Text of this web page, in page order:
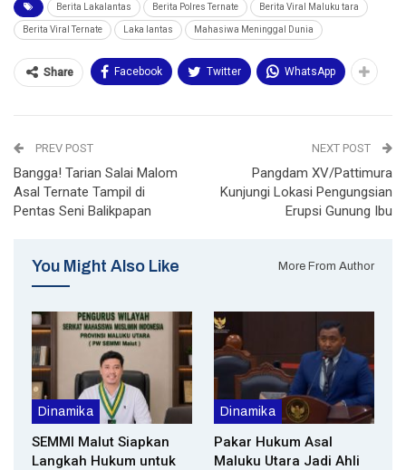
Berita Lakalantas Berita Polres Ternate Berita Viral Maluku tara
Berita Viral Ternate Laka lantas Mahasiwa Meninggal Dunia
Share Facebook Twitter WhatsApp
PREV POST
Bangga! Tarian Salai Malom
Asal Ternate Tampil di
Pentas Seni Balikpapan
NEXT POST
Pangdam XV/Pattimura
Kunjungi Lokasi Pengungsian
Erupsi Gunung Ibu
You Might Also Like More From Author
Dinamika
SEMMI Malut Siapkan
Langkah Hukum untuk
Dinamika
Pakar Hukum Asal
Maluku Utara Jadi Ahli